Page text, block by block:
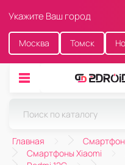
Укажите Ваш город
Москва Томск
Главная
Смартфоны Xiaomi